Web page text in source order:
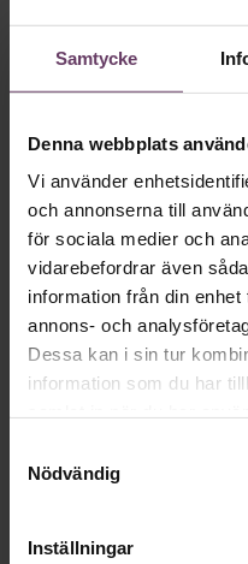
Samtycke
Denna webbplats
Vi använder
och annonserna till
för sociala medier och
vidarebefordrar även
information från din
annons- och
Dessa kan i sin tur
information som du har
Nödvändig
Inställningar
är nyblivna chefer, som
tidigare.
Arbetsmiljö
”Djupa,
byggchefer oroas
Hälften av alla chefer inom
upplever uttryck för
statistik.
Arbetsmiljö